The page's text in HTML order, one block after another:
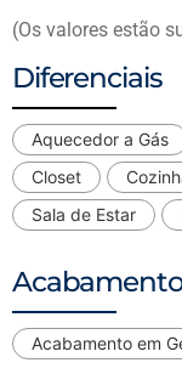
(Os valores estão
Diferenciais
Aquecedor a Gás
Closet
Sala de Estar
Acabamento em